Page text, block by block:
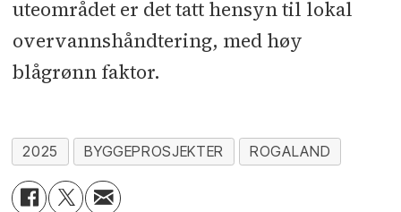
uteområdet er det tatt hensyn til lokal
overvannshåndtering, med høy
blågrønn faktor.
2025 BYGGEPROSJEKTER ROGALAND